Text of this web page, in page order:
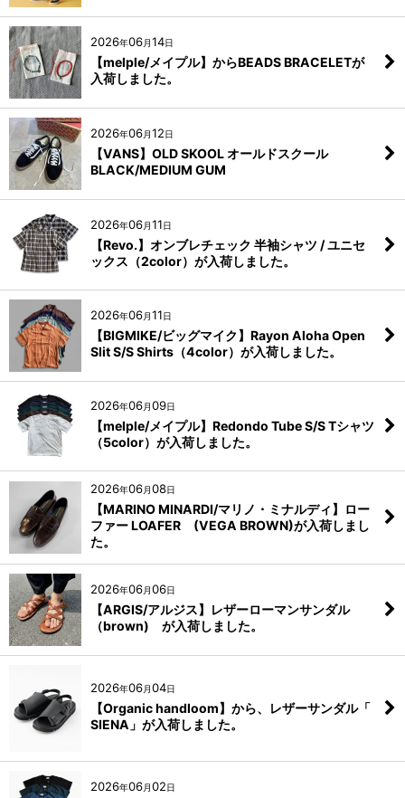
2026年06月14日
【melple/メイプル】からBEADS BRACELETが
入荷しました。
2026年06月12日
【VANS】OLD SKOOL オールドスクール
BLACK/MEDIUM GUM
2026年06月11日
【Revo.】オンブレチェック 半袖シャツ / ユニセ
ックス（2color）が入荷しました。
2026年06月11日
【BIGMIKE/ビッグマイク】Rayon Aloha Open
Slit S/S Shirts（4color）が入荷しました。
2026年06月09日
【melple/メイプル】Redondo Tube S/S Tシャツ
（5color）が入荷しました。
2026年06月08日
【MARINO MINARDI/マリノ・ミナルディ】ロー
ファー LOAFER (VEGA BROWN)が入荷しまし
た。
2026年06月06日
【ARGIS/アルジス】レザーローマンサンダル
（brown) が入荷しました。
2026年06月04日
【Organic handloom】から、レザーサンダル「
SIENA」が入荷しました。
2026年06月02日